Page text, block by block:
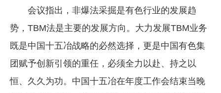
会议指出，非爆法采掘是有色行业的发展趋
势，TBM法是主要的发展方向。大力发展TBM业务
既是中国十五冶战略的必然选择，更是中国有色集
团赋予创新引领的重任，必须全力以赴、持之以
恒、久久为功。中国十五冶在年度工作会结束当晚